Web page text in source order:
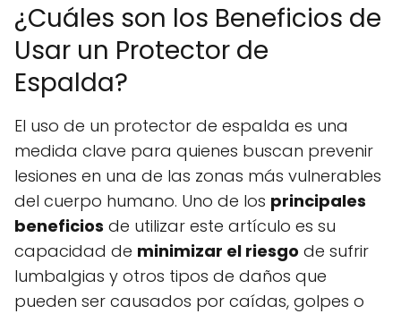
¿Cuáles son los Beneficios de
Usar un Protector de
Espalda?
El uso de un protector de espalda es una
medida clave para quienes buscan prevenir
lesiones en una de las zonas más vulnerables
del cuerpo humano. Uno de los principales
beneficios de utilizar este artículo es su
capacidad de minimizar el riesgo de sufrir
lumbalgias y otros tipos de daños que
pueden ser causados por caídas, golpes o